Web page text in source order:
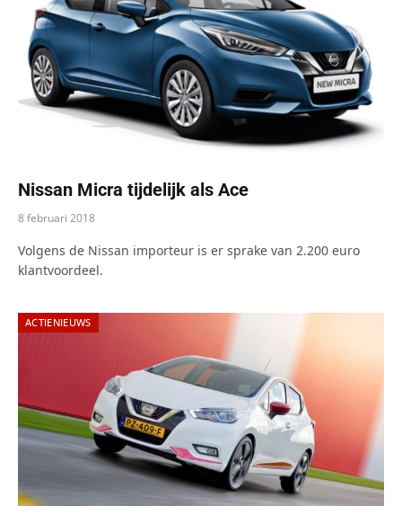
Nissan Micra tijdelijk als Ace
8 februari 2018
Volgens de Nissan importeur is er sprake van 2.200 euro
klantvoordeel.
ACTIENIEUWS